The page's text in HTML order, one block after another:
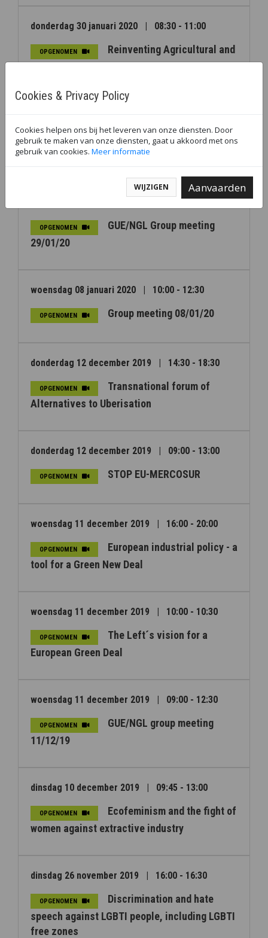
donderdag 30 januari 2020 | 08:30 - 11:00
OPGENOMEN
Reinventing Agricultural and
OPGENOMEN
How to achieve a real Just
Transition?
09:00 - 12:30
OPGENOMEN
GUE/NGL Group meeting
29/01/20
woensdag 08 januari 2020 | 10:00 - 12:30
OPGENOMEN Group meeting 08/01/20
donderdag 12 december 2019 | 14:30 - 18:30
OPGENOMEN
Transnational forum of
Alternatives to Uberisation
donderdag 12 december 2019 | 09:00 - 13:00
OPGENOMEN STOP EU-MERCOSUR
woensdag 11 december 2019 | 16:00 - 20:00
OPGENOMEN
European industrial policy - a
tool for a Green New Deal
woensdag 11 december 2019 | 10:00 - 10:30
OPGENOMEN
The Left´s vision for a
European Green Deal
woensdag 11 december 2019 | 09:00 - 12:30
OPGENOMEN
GUE/NGL group meeting
11/12/19
dinsdag 10 december 2019 | 09:45 - 13:00
OPGENOMEN
Ecofeminism and the fight of
women against extractive industry
dinsdag 26 november 2019 | 16:00 - 16:30
OPGENOMEN
Discrimination and hate
speech against LGBTI people, including LGBTI
free zones
Cookies & Privacy Policy
Cookies helpen ons bij het leveren van onze diensten. Door
gebruik te maken van onze diensten, gaat u akkoord met ons
gebruik van cookies. Meer informatie
WIJZIGEN Aanvaarden